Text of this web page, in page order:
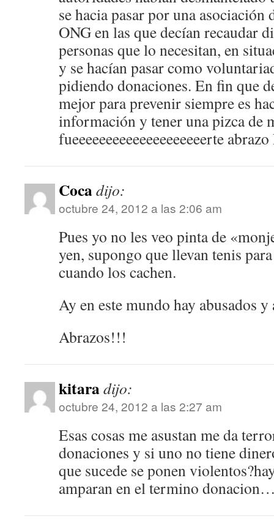
se hacia pasar por una asociación
ONG en las que decían recaudar
personas que lo necesitan, en
y se hacían pasar como
pidiendo donaciones. En fin que
mejor para prevenir siempre es
información y tener una pizca de
fueeeeeeeeeeeeeeeeeeeerte
Cocadijo:
octubre 24, 2012 a las 2:06 am
Pues yo no les veo pinta de
yen, supongo que llevan tenis
cuando los cachen.
Ay en este mundo hay abusados
Abrazos!!!
kitaradijo:
octubre 24, 2012 a las 2:27 am
Esas cosas me asustan me da
donaciones y si uno no tiene
que sucede se ponen
amparan en el termino